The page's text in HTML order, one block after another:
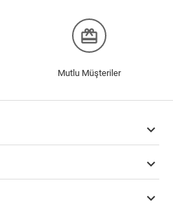
redeem
Mutlu Müşteriler


